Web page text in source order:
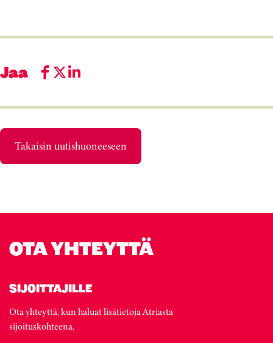
Jaa
Takaisin uutishuoneeseen
OTA YHTEYTTÄ
SIJOITTAJILLE
Ota yhteyttä, kun haluat lisätietoja Atriasta
sijoituskohteena.